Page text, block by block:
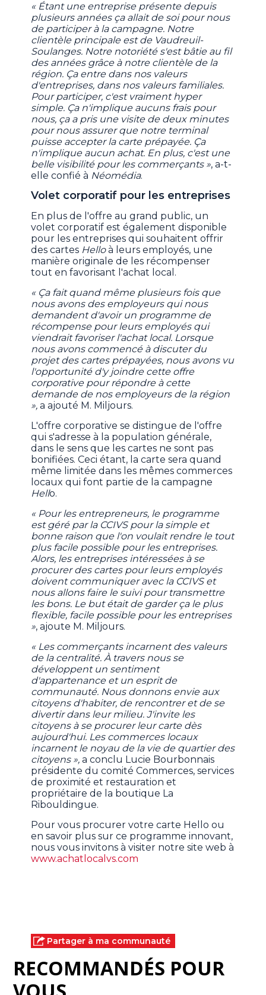
« Étant une entreprise présente depuis
plusieurs années ça allait de soi pour nous
de participer à la campagne. Notre
clientèle principale est de Vaudreuil-
Soulanges. Notre notoriété s'est bâtie au fil
des années grâce à notre clientèle de la
région. Ça entre dans nos valeurs
d'entreprises, dans nos valeurs familiales.
Pour participer, c'est vraiment hyper
simple. Ça n'implique aucuns frais pour
nous, ça a pris une visite de deux minutes
pour nous assurer que notre terminal
puisse accepter la carte prépayée. Ça
n'implique aucun achat. En plus, c'est une
belle visibilité pour les commerçants », a-t-
elle confié à Néomédia.
Volet corporatif pour les entreprises
En plus de l'offre au grand public, un
volet corporatif est également disponible
pour les entreprises qui souhaitent offrir
des cartes Helloà leurs employés, une
manière originale de les récompenser
tout en favorisant l'achat local.
« Ça fait quand même plusieurs fois que
nous avons des employeurs qui nous
demandent d'avoir un programme de
récompense pour leurs employés qui
viendrait favoriser l'achat local. Lorsque
nous avons commencé à discuter du
projet des cartes prépayées, nous avons vu
l'opportunité d'y joindre cette offre
corporative pour répondre à cette
demande de nos employeurs de la région
», a ajouté M. Miljours.
L'offre corporative se distingue de l'offre
qui s'adresse à la population générale,
dans le sens que les cartes ne sont pas
bonifiées. Ceci étant, la carte sera quand
même limitée dans les mêmes commerces
locaux qui font partie de la campagne
Hello.
« Pour les entrepreneurs, le programme
est géré par la CCIVS pour la simple et
bonne raison que l'on voulait rendre le tout
plus facile possible pour les entreprises.
Alors, les entreprises intéressées à se
procurer des cartes pour leurs employés
doivent communiquer avec la CCIVS et
nous allons faire le suivi pour transmettre
les bons. Le but était de garder ça le plus
flexible, facile possible pour les entreprises
», ajoute M. Miljours.
« Les commerçants incarnent des valeurs
de la centralité. À travers nous se
développent un sentiment
d'appartenance et un esprit de
communauté. Nous donnons envie aux
citoyens d'habiter, de rencontrer et de se
divertir dans leur milieu. J'invite les
citoyens à se procurer leur carte dès
aujourd'hui. Les commerces locaux
incarnent le noyau de la vie de quartier des
citoyens », a conclu Lucie Bourbonnais
présidente du comité Commerces, services
de proximité et restauration et
propriétaire de la boutique La
Ribouldingue.
Pour vous procurer votre carte Hello ou
en savoir plus sur ce programme innovant,
nous vous invitons à visiter notre site web à
www.achatlocalvs.com
Partager à ma communauté
RECOMMANDÉS POUR